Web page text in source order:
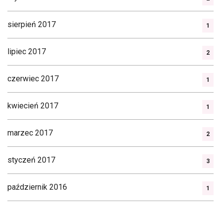
sierpień 2017 1
lipiec 2017 2
czerwiec 2017 1
kwiecień 2017 1
marzec 2017 2
styczeń 2017 3
październik 2016 1